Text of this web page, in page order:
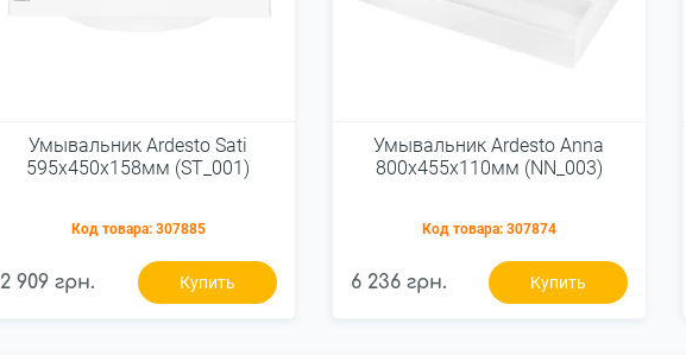
Умывальник Ardesto Sati
595x450x158мм (ST_001)
Код товара: 307885
2 909 грн. Купить
Умывальник Ardesto Anna
800х455х110мм (NN_003)
Код товара: 307874
6 236 грн. Купить